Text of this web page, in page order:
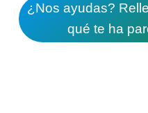
¿Nos ayudas?
qué te ha